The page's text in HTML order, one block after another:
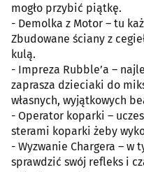
mogło przybić piątkę.
- Demolka z Motor – tu
Zbudowane ściany z
kulą.
- Impreza Rubble’a –
zaprasza dzieciaki do
własnych, wyjątkowych
- Operator koparki –
sterami koparki żeby
- Wyzwanie Chargera – w
sprawdzić swój refleks i